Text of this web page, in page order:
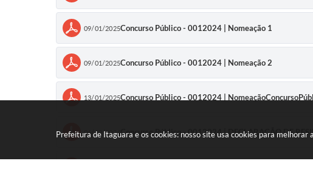
Prefeitura de Itaguara e os cookies: nosso site usa cookies para
09/01/2025Concurso Público - 0012024 | Nomeação 1
09/01/2025Concurso Público - 0012024 | Nomeação 2
13/01/2025Concurso Público - 0012024 |
06/12/2024 Concurso Público - 0012024 | DECLARAÇÃO DE